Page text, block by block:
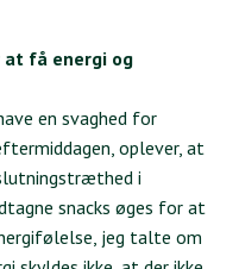
at få energi og
en svaghed for
oplever, at
i
snacks øges for at
jeg talte om